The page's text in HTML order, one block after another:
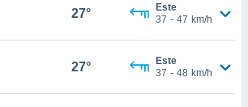
27°
Este
37 - 47 km/h
27°
Este
37 - 48 km/h